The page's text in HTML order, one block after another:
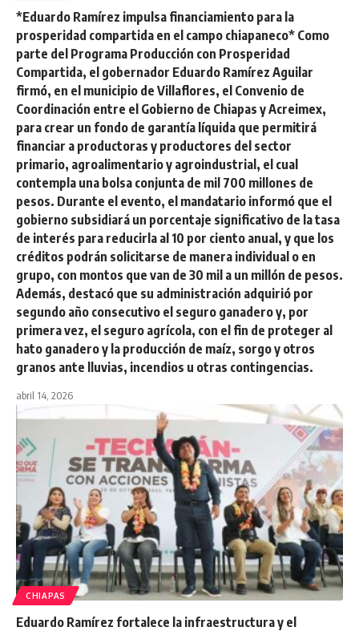
*Eduardo Ramírez impulsa financiamiento para la
prosperidad compartida en el campo chiapaneco* Como
parte del Programa Producción con Prosperidad
Compartida, el gobernador Eduardo Ramírez Aguilar
firmó, en el municipio de Villaflores, el Convenio de
Coordinación entre el Gobierno de Chiapas y Acreimex,
para crear un fondo de garantía líquida que permitirá
financiar a productoras y productores del sector
primario, agroalimentario y agroindustrial, el cual
contempla una bolsa conjunta de mil 700 millones de
pesos. Durante el evento, el mandatario informó que el
gobierno subsidiará un porcentaje significativo de la tasa
de interés para reducirla al 10 por ciento anual, y que los
créditos podrán solicitarse de manera individual o en
grupo, con montos que van de 30 mil a un millón de pesos.
Además, destacó que su administración adquirió por
segundo año consecutivo el seguro ganadero y, por
primera vez, el seguro agrícola, con el fin de proteger al
hato ganadero y la producción de maíz, sorgo y otros
granos ante lluvias, incendios u otras contingencias.
abril 14, 2026
CHIAPAS
Eduardo Ramírez fortalece la infraestructura y el